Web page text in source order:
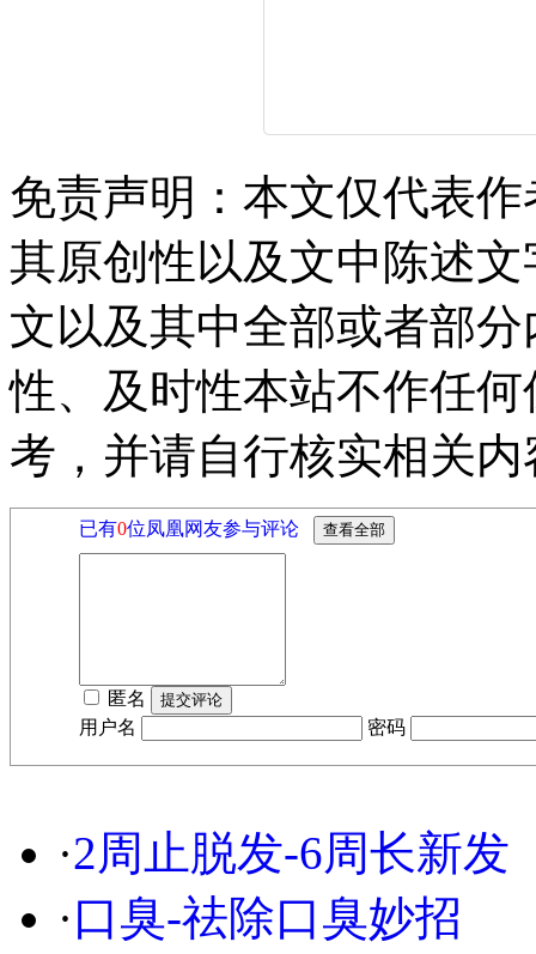
免责声明：本文仅代表
其原创性以及文中陈述
文以及其中全部或者部
性、及时性本站不作任
考，并请自行核实相关内
已有0位凤凰网友参与评论
匿名
用户名
密码
·2周止脱发-6周长新发
·口臭-祛除口臭妙招